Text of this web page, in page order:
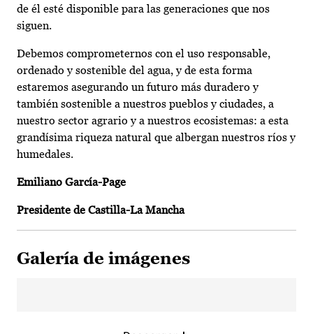
de él esté disponible para las generaciones que nos
siguen.
Debemos comprometernos con el uso responsable,
ordenado y sostenible del agua, y de esta forma
estaremos asegurando un futuro más duradero y
también sostenible a nuestros pueblos y ciudades, a
nuestro sector agrario y a nuestros ecosistemas: a esta
grandísima riqueza natural que albergan nuestros ríos y
humedales.
Emiliano García-Page
Presidente de Castilla-La Mancha
Galería de imágenes